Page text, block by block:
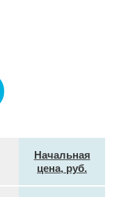
Начальная
цена, руб.